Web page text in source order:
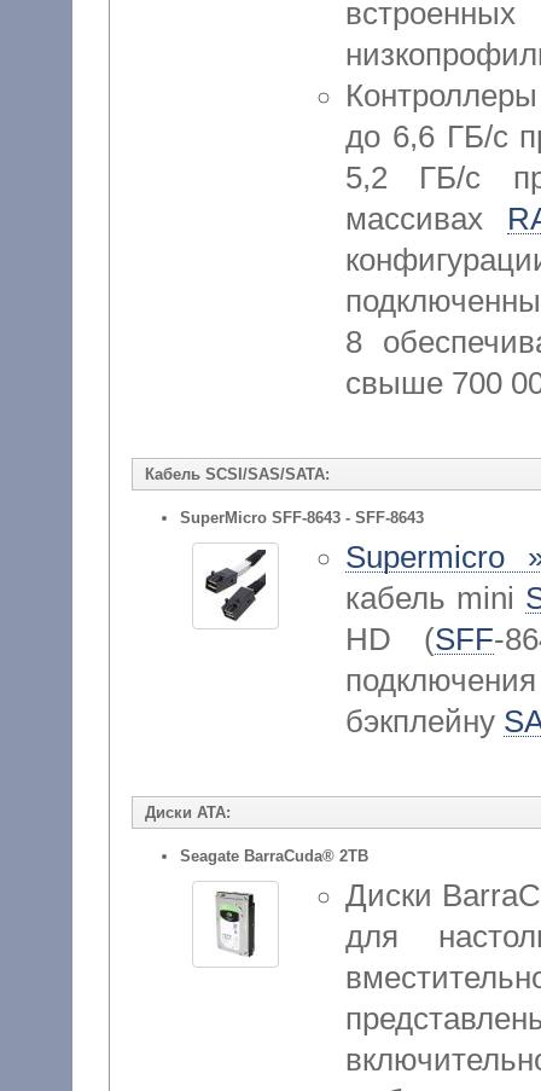
до 6,6 ГБ/с
5,2 ГБ/с
массивах
8
свыше 700
Кабель SCSI/SAS/SATA:
SuperMicro SFF-8643 - SFF-8643
Supermicro
кабель mini
HD (SFF-
бэкплейну
Диски ATA:
Seagate BarraCuda® 2TB
Диски
для